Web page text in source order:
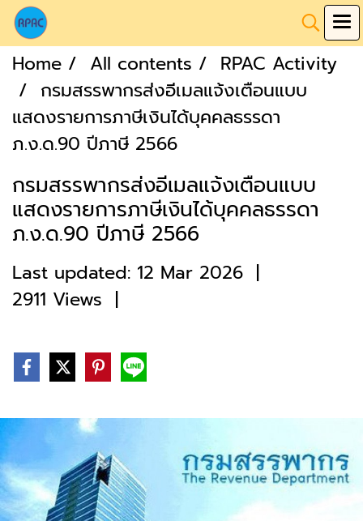
Home All contents
RPAC Activity
กรมสรรพากรส่งอีเมลแจ้งเตือนแบบ
แสดงรายการภาษีเงินได้บุคคลธรรดา
ภ.ง.ด.90 ปีภาษี 2566
กรมสรรพากรส่งอีเมลแจ้งเตือนแบบ
แสดงรายการภาษีเงินได้บุคคลธรรดา
ภ.ง.ด.90 ปีภาษี 2566
Last updated: 12 Mar 2026 |
2911 Views |